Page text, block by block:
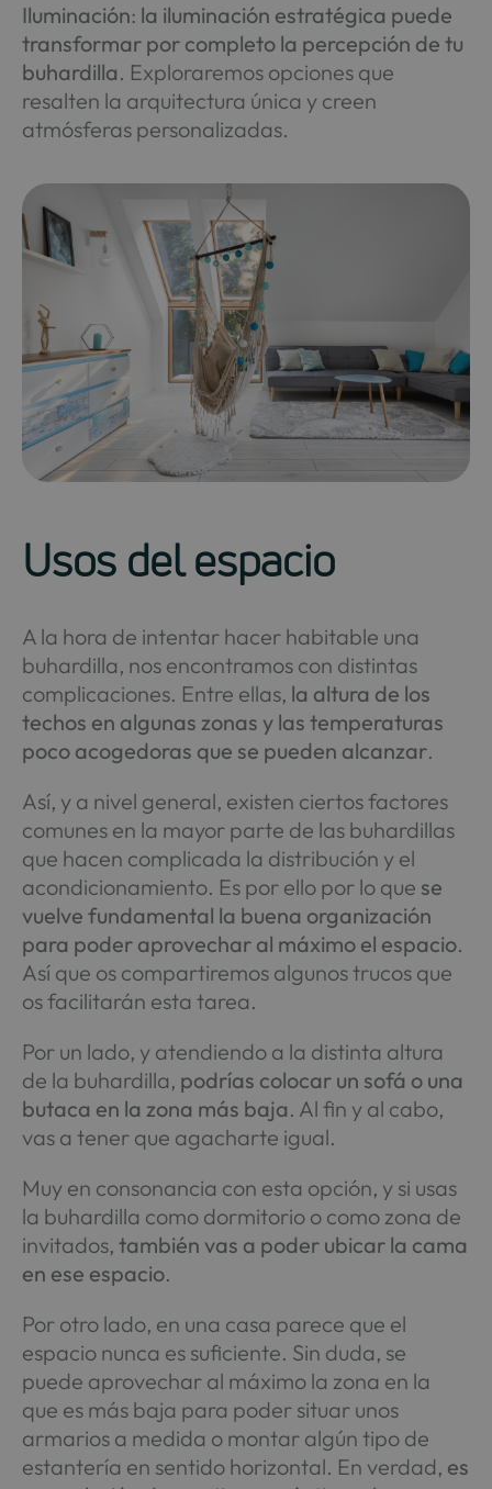
Iluminación: la iluminación estratégica puede
transformar por completo la percepción de tu
buhardilla. Exploraremos opciones que
resalten la arquitectura única y creen
atmósferas personalizadas.
Usos del espacio
A la hora de intentar hacer habitable una
buhardilla, nos encontramos con distintas
complicaciones. Entre ellas, la altura de los
techos en algunas zonas y las temperaturas
poco acogedoras que se pueden alcanzar.
Así, y a nivel general, existen ciertos factores
comunes en la mayor parte de las buhardillas
que hacen complicada la distribución y el
acondicionamiento. Es por ello por lo que se
vuelve fundamental la buena organización
para poder aprovechar al máximo el espacio.
Así que os compartiremos algunos trucos que
os facilitarán esta tarea.
Por un lado, y atendiendo a la distinta altura
de la buhardilla, podrías colocar un sofá o una
butaca en la zona más baja. Al fin y al cabo,
vas a tener que agacharte igual.
Muy en consonancia con esta opción, y si usas
la buhardilla como dormitorio o como zona de
invitados, también vas a poder ubicar la cama
en ese espacio.
Por otro lado, en una casa parece que el
espacio nunca es suficiente. Sin duda, se
puede aprovechar al máximo la zona en la
que es más baja para poder situar unos
armarios a medida o montar algún tipo de
estantería en sentido horizontal. En verdad, es